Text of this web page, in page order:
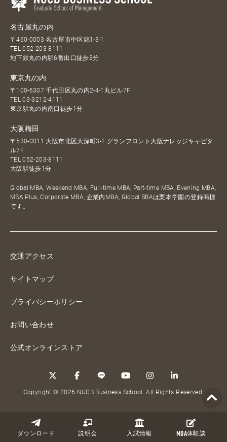
ダウンロード 説明会 入試情報 MBA体験談
名古屋丸の内
〒460-0003 名古屋市中区錦1-3-1
TEL052-203-8111
地下鉄丸の内駅6番出口徒歩3分
東京丸の内
〒100-6307 千代田区丸の内2-4-1丸ビル7F
TEL03-3212-4111
東京駅丸の内南口徒歩1分
大阪梅田
〒530-0011 大阪市北区大深町3-1 グランフロント大阪ナレッジキャピタ
ル7F
TEL052-203-8111
大阪駅徒歩1分
Global MBA, Weekend MBA, Full-time MBA, Part-time MBA, Evening MBA,
MBA Plus, Corporate MBA, 企業内MBA, Global BBAは栗本学園の登録商標
です。
交通アクセス
サイトマップ
プライバシーポリシー
お問い合わせ
公式オンラインストア
Copyright © 2026 NUCB Business School. All Rights Reserved.